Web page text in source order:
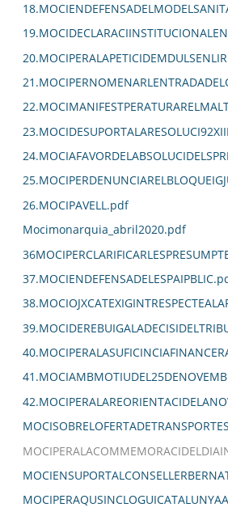
26.MOCIPAVELL.pdf
Mocimonarquia_abril2020.pdf